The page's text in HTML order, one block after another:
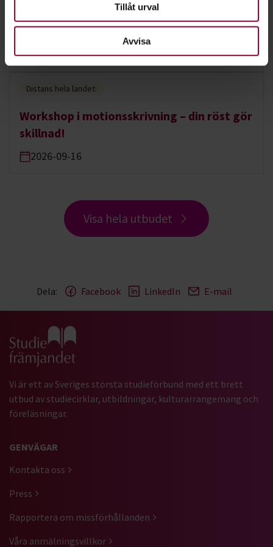
Tillåt urval
Avvisa
styrelseutbildning för förtroendevalda -
september
2026-09-10
Distans hela landet:
Workshop i motionsskrivning – din röst gör
skillnad!
2026-09-16
Visa hela utbudet
Dela: Facebook LinkedIn E-mail
Gå till studiefrämjandets startsida
Vi är ett av Sveriges största studieförbund med ett brett
utbud av studiecirklar, utbildningar, kulturarrangemang och
föreläsningar.
GENVÄGAR
Kontakta oss
Press
Rapportera om missförhållanden
Våra anmälningsvillkor